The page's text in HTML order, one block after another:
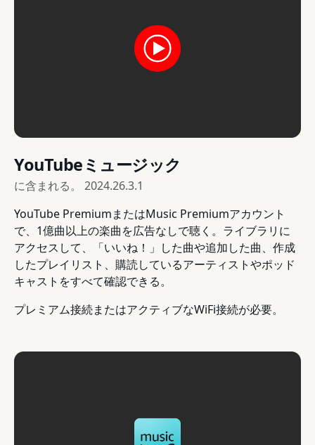
YouTubeミュージック
に含まれる。 2024.26.3.1
YouTube PremiumまたはMusic Premiumアカウント
で、1億曲以上の楽曲を広告なしで聴く。ライブラリに
アクセスして、「いいね！」した曲や追加した曲、作成
したプレイリスト、購読しているアーティストやポッド
キャストをすべて確認できる。
プレミアム接続またはアクティブなWiFi接続が必要。